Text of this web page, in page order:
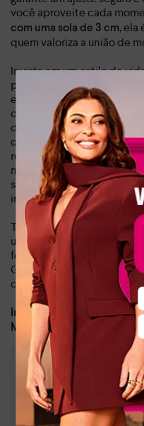
você aproveite cada
com uma sola de 3 cm, ela
quem valoriza a união de
Invista em um estilo de
praticidade com esta
e para os momentos de
ocasião. O material
durabilidade e facilidade
opção de excelente
roupa. Sinta a confiança
não apenas complementa
seus pés, proporcionando
inigualável.
Transforme seus looks
um toque de
feminina é um item
Garanta a sua agora e
calçado desejado por
Indicado para: Dia a dia,
Material:
Altura da sola 3,00 cm
Cor: Caramelo
Referência:Y9465-